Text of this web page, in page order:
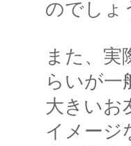
のでしょ
また、実
らいが一
大きいお
イメージ